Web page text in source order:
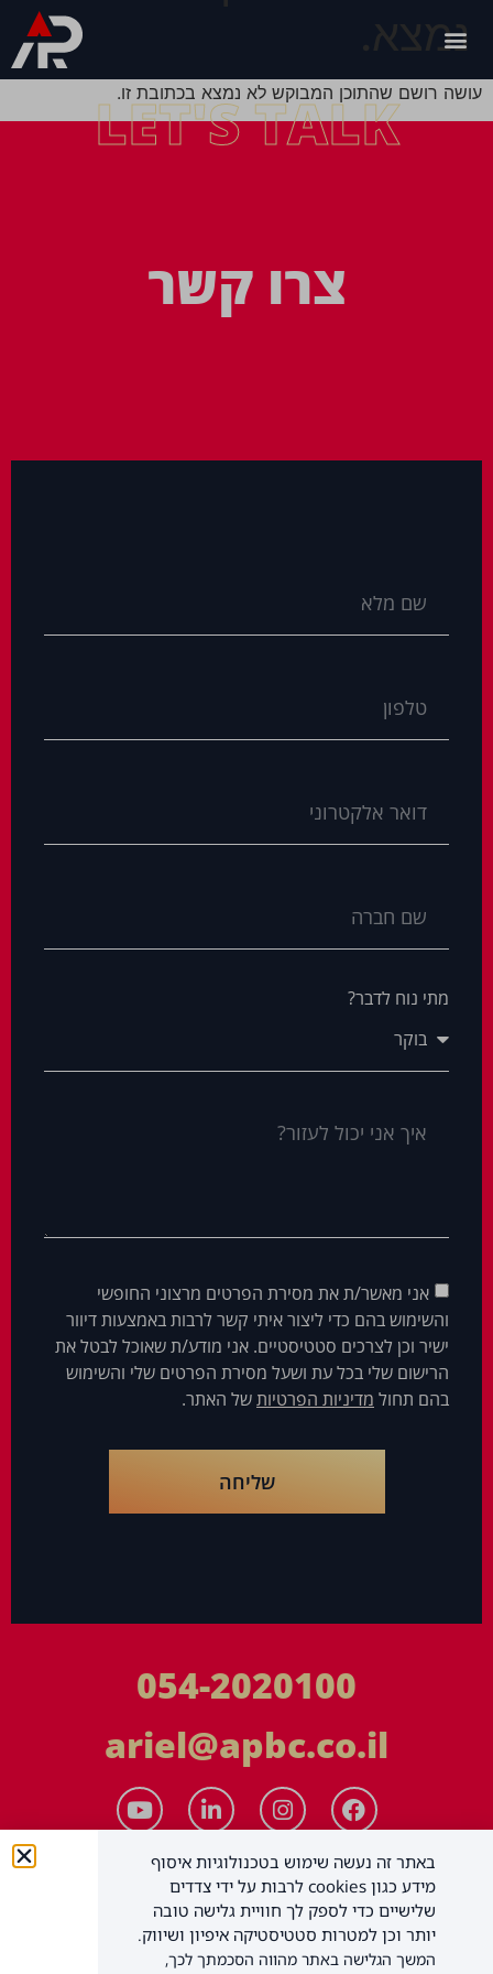
נמצא.
עושה רושם שהתוכן המבוקש לא נמצא בכתובת זו.
LET'S TALK
צרו קשר
מתי נוח לדבר?
אני מאשר/ת את מסירת הפרטים מרצוני החופשי
והשימוש בהם כדי ליצור איתי קשר לרבות באמצעות דיוור
ישיר וכן לצרכים סטטיסטיים. אני מודע/ת שאוכל לבטל את
הרישום שלי בכל עת ושעל מסירת הפרטים שלי והשימוש
בהם תחול מדיניות הפרטיותשל האתר.
שליחה
054-2020100
ariel@apbc.co.il
באתר זה נעשה שימוש בטכנולוגיות איסוף
מידע כגון cookies לרבות על ידי צדדים
שלישיים כדי לספק לך חוויית גלישה טובה
יותר וכן למטרות סטטיסטיקה איפיון ושיווק.
המשך הגלישה באתר מהווה הסכמתך לכך,